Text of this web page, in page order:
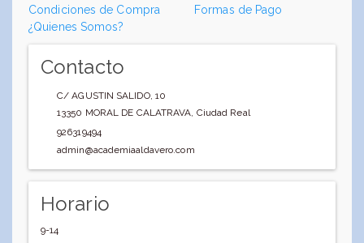
Condiciones de Compra
Formas de Pago
¿Quienes Somos?
Contacto
C/ AGUSTIN SALIDO, 10
13350 MORAL DE CALATRAVA, Ciudad Real
926319494
admin@academiaaldavero.com
Horario
9-14